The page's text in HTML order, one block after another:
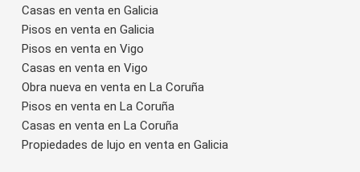
Casas en venta en Galicia
Pisos en venta en Galicia
Pisos en venta en Vigo
Casas en venta en Vigo
Obra nueva en venta en La Coruña
Pisos en venta en La Coruña
Casas en venta en La Coruña
Propiedades de lujo en venta en Galicia